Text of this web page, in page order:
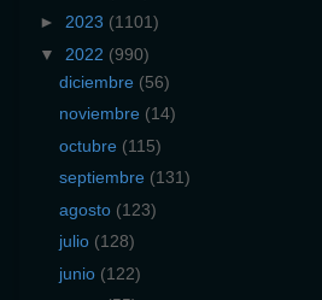
► 2023 (1101)
▼ 2022 (990)
diciembre (56)
noviembre (14)
octubre (115)
septiembre (131)
agosto (123)
julio (128)
junio (122)